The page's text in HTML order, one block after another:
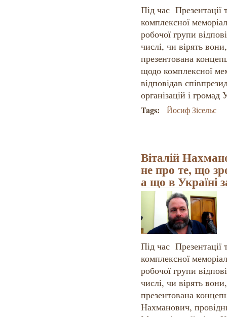
Під час Презентації
комплексної
робочої групи
числі, чи вірять
презентована
щодо комплексної
відповідав
організацій і
Tags: Йосиф Зісельс
Віталій
не про те, що
а що в Україні
Під час Презентації
комплексної
робочої групи
числі, чи вірять
презентована
Нахманович,